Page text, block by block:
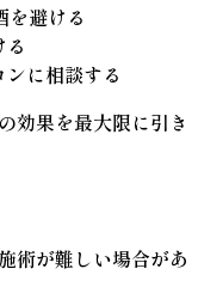
を避ける
に相談する
効果を最大限に引き
術が難しい場合があ